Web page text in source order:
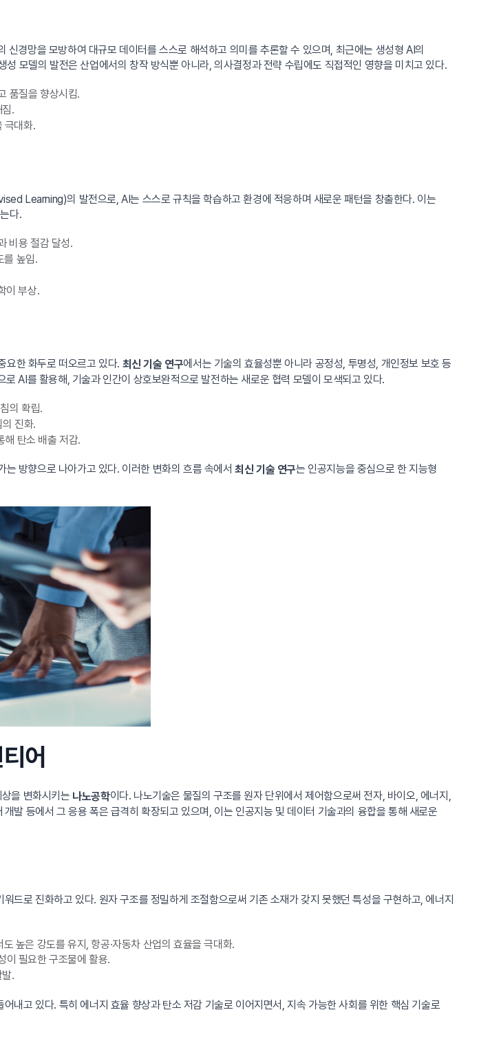
경망을 모방하여 대규모 데이터를 스스로 해석하고 의미를 추론할 수 있으며, 최근에는 생성형 AI의
모델의 발전은 산업에서의 창작 방식뿐 아니라, 의사결정과 전략 수립에도 직접적인 영향을 미치고 있다.
품질을 향상시킴.
.
극대화.
Learning)의 발전으로, AI는 스스로 규칙을 학습하고 환경에 적응하며 새로운 패턴을 창출한다. 이는
다.
비용 절감 달성.
를 높임.
이 부상.
요한 화두로 떠오르고 있다. 최신 기술 연구에서는 기술의 효율성뿐 아니라 공정성, 투명성, 개인정보 보호 등
AI를 활용해, 기술과 인간이 상호보완적으로 발전하는 새로운 협력 모델이 모색되고 있다.
의 확립.
진화.
해 탄소 배출 저감.
는 방향으로 나아가고 있다. 이러한 변화의 흐름 속에서최신 기술 연구는 인공지능을 중심으로 한 지능형
어
을 변화시키는 나노공학이다. 나노기술은 물질의 구조를 원자 단위에서 제어함으로써 전자, 바이오, 에너지,
발 등에서 그 응용 폭은 급격히 확장되고 있으며, 이는 인공지능 및 데이터 기술과의 융합을 통해 새로운
드로 진화하고 있다. 원자 구조를 정밀하게 조절함으로써 기존 소재가 갖지 못했던 특성을 구현하고, 에너지
높은 강도를 유지, 항공·자동차 산업의 효율을 극대화.
이 필요한 구조물에 활용.
.
내고 있다. 특히 에너지 효율 향상과 탄소 저감 기술로 이어지면서, 지속 가능한 사회를 위한 핵심 기술로